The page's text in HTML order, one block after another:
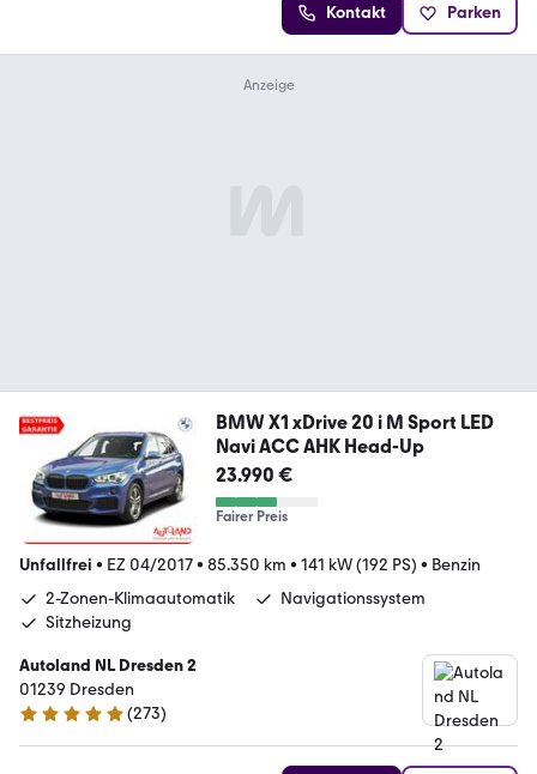
Kontakt Parken
BMW X1 xDrive 20 i M Sport LED
Navi ACC AHK Head-Up
23.990 €
Fairer Preis
Unfallfrei • EZ 04/2017• 85.350 km • 141 kW (192 PS) • Benzin
2-Zonen-Klimaautomatik
Navigationssystem
Sitzheizung
Autoland NL Dresden 2
01239 Dresden
4.9 Sterne
(273)